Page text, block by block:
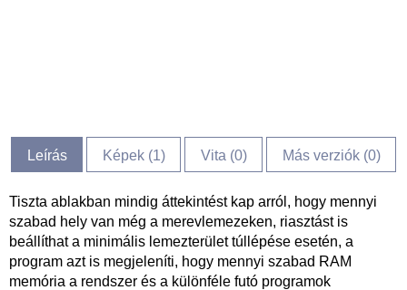
Leírás Képek (1) Vita (0) Más verziók (0)
Tiszta ablakban mindig áttekintést kap arról, hogy mennyi
szabad hely van még a merevlemezeken, riasztást is
beállíthat a minimális lemezterület túllépése esetén, a
program azt is megjeleníti, hogy mennyi szabad RAM
memória a rendszer és a különféle futó programok